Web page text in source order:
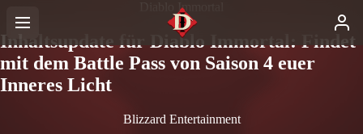
Diablo Immortal
Inhaltsupdate für Diablo Immortal: Findet
mit dem Battle Pass von Saison 4 euer
Inneres Licht
Blizzard Entertainment